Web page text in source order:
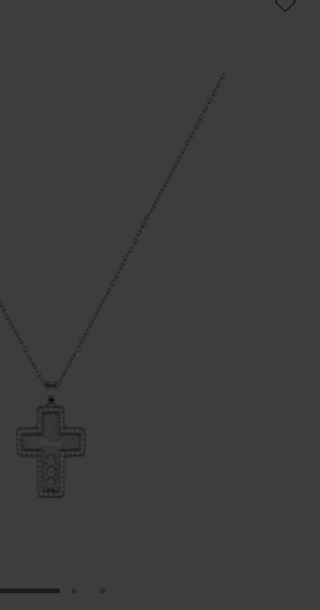
ZUR FOLIE GEHEN 1